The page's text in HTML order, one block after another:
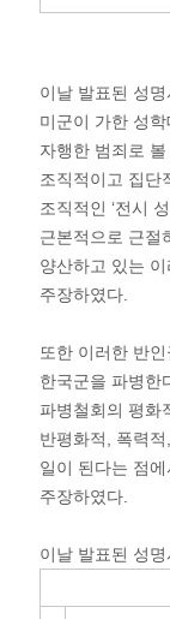
이날 발표된 성
미군이 가한 성
자행한 범죄로
조직적이고 집단
조직적인 ‘전시
근본적으로 근절
양산하고 있는
주장하였다.
또한 이러한 반
한국군을 파병한
파병철회의 평화
반평화적, 폭력
일이 된다는 점
주장하였다.
이날 발표된 성